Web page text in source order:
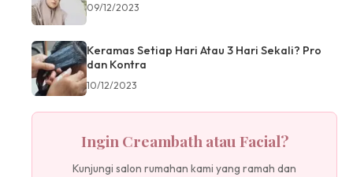
09/12/2023
Keramas Setiap Hari Atau 3 Hari Sekali? Pro
dan Kontra
10/12/2023
Ingin Creambath atau Facial?
Kunjungi salon rumahan kami yang ramah dan